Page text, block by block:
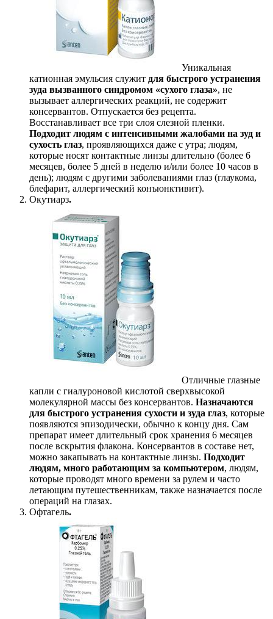
Уникальная
катионная эмульсия служит для быстрого устранения
зуда вызванного синдромом «сухого глаза», не
вызывает аллергических реакций, не содержит
консервантов. Отпускается без рецепта.
Восстанавливает все три слоя слезной пленки.
Подходит людям с интенсивными жалобами на зуд и
сухость глаз, проявляющихся даже с утра; людям,
которые носят контактные линзы длительно (более 6
месяцев, более 5 дней в неделю и/или более 10 часов в
день); людям с другими заболеваниями глаз (глаукома,
блефарит, аллергический конъюнктивит).
Окутиарз.
Отличные глазные
капли с гиалуроновой кислотой сверхвысокой
молекулярной массы без консервантов. Назначаются
для быстрого устранения сухости и зуда глаз, которые
появляются эпизодически, обычно к концу дня. Сам
препарат имеет длительный срок хранения 6 месяцев
после вскрытия флакона. Консервантов в составе нет,
можно закапывать на контактные линзы. Подходит
людям, много работающим за компьютером, людям,
которые проводят много времени за рулем и часто
летающим путешественникам, также назначается после
операций на глазах.
Офтагель.